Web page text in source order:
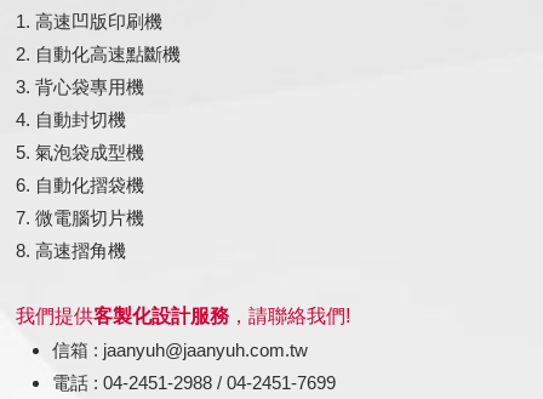
1. 高速凹版印刷機
2. 自動化高速點斷機
3. 背心袋專用機
4. 自動封切機
5. 氣泡袋成型機
6. 自動化摺袋機
7. 微電腦切片機
8. 高速摺角機
我們提供客製化設計服務 ，請聯絡我們!
信箱 : jaanyuh@jaanyuh.com.tw
電話 : 04-2451-2988 / 04-2451-7699